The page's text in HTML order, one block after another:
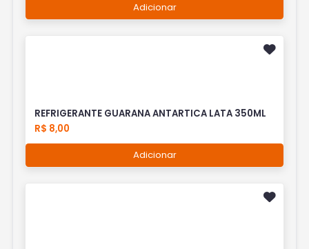
Adicionar
REFRIGERANTE GUARANA ANTARTICA LATA 350ML
R$ 8,00
Adicionar